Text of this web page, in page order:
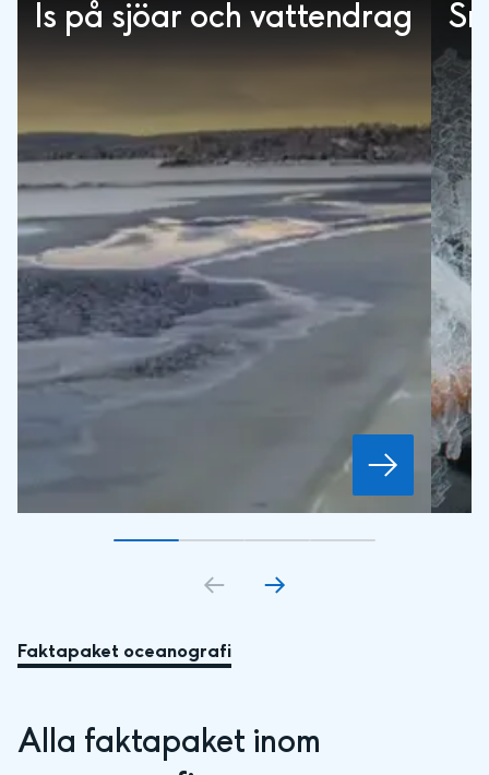
Is på sjöar och vattendrag
Gå till bildkort1
Gå till bildkort2
Gå till bildkort3
Gå till bildkort
Faktapaket oceanografi
Alla faktapaket inom